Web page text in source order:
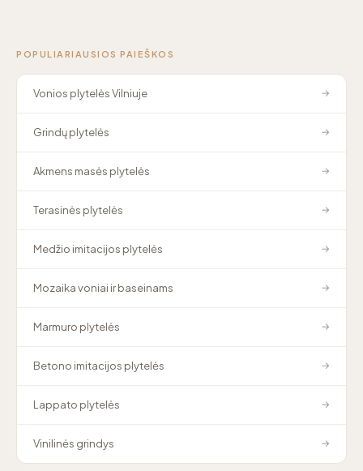
POPULIARIAUSIOS PAIEŠKOS
Vonios plytelės Vilniuje →
Grindų plytelės →
Akmens masės plytelės →
Terasinės plytelės →
Medžio imitacijos plytelės →
Mozaika voniai ir baseinams →
Marmuro plytelės →
Betono imitacijos plytelės →
Lappato plytelės →
Vinilinės grindys →